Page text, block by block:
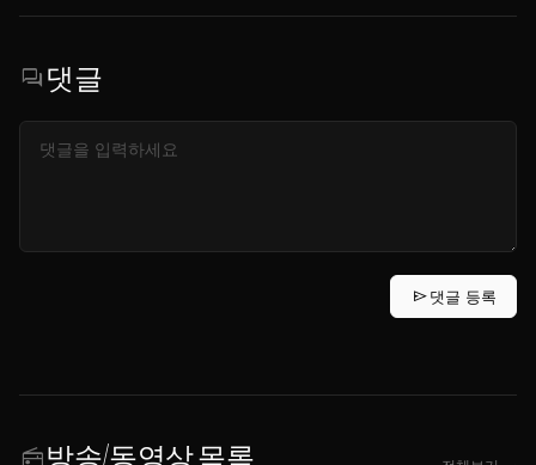
forum댓글
send댓글 등록
radio방송/동영상 목록